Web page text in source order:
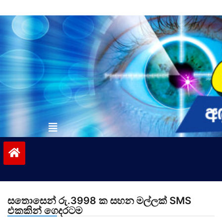
to
contentvinivida.lk
සතොසෙන් රු.3998 ක සහන මල්ලක් SMS
එකකින් ගෙදරටම